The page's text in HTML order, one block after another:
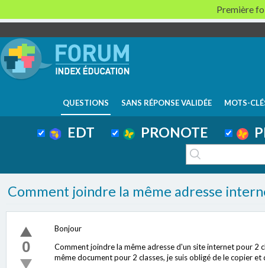
QUESTIONS SANS RÉPONSE VALIDÉE MOTS-
EDT PRONOTE
Comment joindre la même adresse
0
Bonjour
Comment joindre la même adresse d'un site internet pour 2
même document pour 2 classes, je suis obligé de le copier
Première